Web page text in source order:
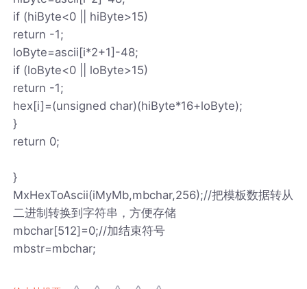
if (hiByte<0 || hiByte>15)
return -1;
loByte=ascii[i*2+1]-48;
if (loByte<0 || loByte>15)
return -1;
hex[i]=(unsigned char)(hiByte*16+loByte);
}
return 0;
}
MxHexToAscii(iMyMb,mbchar,256);//把模板数据转从
二进制转换到字符串，方便存储
mbchar[512]=0;//加结束符号
mbstr=mbchar;